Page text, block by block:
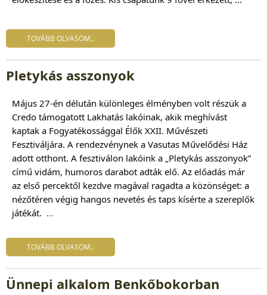
TOVÁBB OLVASOM..
Pletykás asszonyok
Május 27-én délután különleges élményben volt részük a
Credo támogatott Lakhatás lakóinak, akik meghívást
kaptak a Fogyatékossággal Élők XXII. Művészeti
Fesztiváljára. A rendezvénynek a Vasutas Művelődési Ház
adott otthont. A fesztiválon lakóink a „Pletykás asszonyok”
című vidám, humoros darabot adták elő. Az előadás már
az első percektől kezdve magával ragadta a közönséget: a
nézőtéren végig hangos nevetés és taps kísérte a szereplők
játékát. ...
TOVÁBB OLVASOM..
Ünnepi alkalom Benkőbokorban